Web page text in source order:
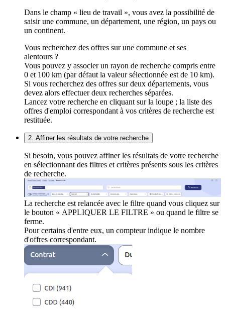
Dans le champ « lieu de travail », vous avez la possibilité de
saisir une commune, un département, une région, un pays ou
un continent.
Vous recherchez des offres sur une commune et ses
alentours ?
Vous pouvez y associer un rayon de recherche compris entre
0 et 100 km (par défaut la valeur sélectionnée est de 10 km).
Si vous recherchez des offres sur deux départements, vous
devez alors effectuer deux recherches séparées.
Lancez votre recherche en cliquant sur la loupe ; la liste des
offres d'emploi correspondant à vos critères de recherche est
restituée.
2. Affiner les résultats de votre recherche
Si besoin, vous pouvez affiner les résultats de votre recherche
en sélectionnant des filtres et critères présents sous les critères
de recherche.
La recherche est relancée avec le filtre quand vous cliquez sur
le bouton « APPLIQUER LE FILTRE » ou quand le filtre se
ferme.
Pour certains d'entre eux, un compteur indique le nombre
d'offres correspondant.